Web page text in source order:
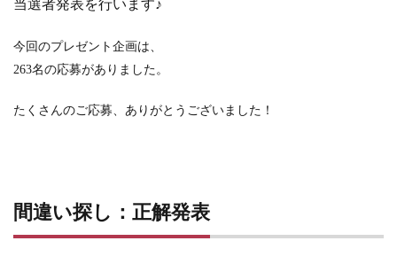
当選者発表を行います♪
今回のプレゼント企画は、
263名の応募がありました。
たくさんのご応募、ありがとうございました！
間違い探し：正解発表